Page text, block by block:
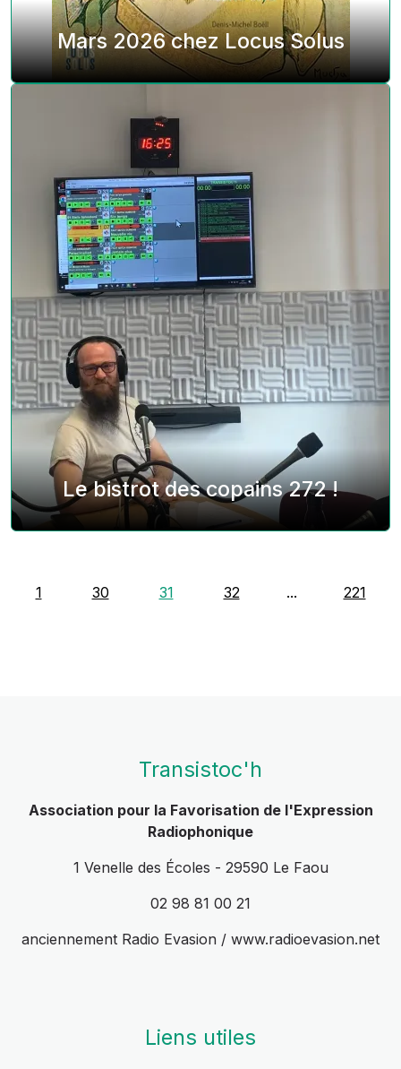
Mars 2026 chez Locus Solus
Le bistrot des copains 272 !
1 30 31 32 ... 221
Transistoc'h
Association pour la Favorisation de l'Expression
Radiophonique
1 Venelle des Écoles - 29590 Le Faou
02 98 81 00 21
anciennement Radio Evasion / www.radioevasion.net
Liens utiles